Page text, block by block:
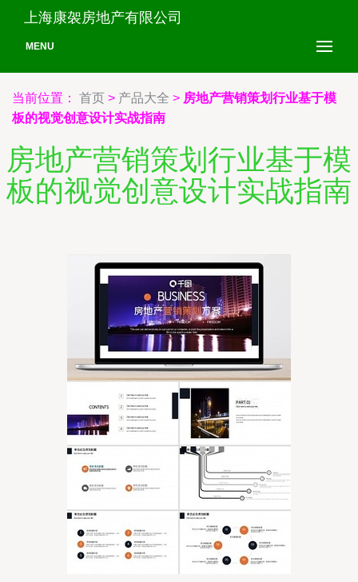
上海康袈房地产有限公司
MENU
当前位置： 首页 > 产品大全 > 房地产营销策划行业基于模
板的视觉创意设计实战指南
房地产营销策划行业基于模
板的视觉创意设计实战指南